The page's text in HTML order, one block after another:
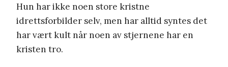
Hun har ikke noen store kristne
idrettsforbilder selv, men har alltid syntes det
har vært kult når noen av stjernene har en
kristen tro.